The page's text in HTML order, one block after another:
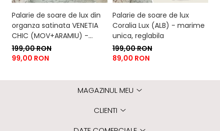
Palarie de soare de lux din
organza satinata VENETIA
CHIC (MOV+ARAMIU) -
marime unica, reglabila
199,00 RON
99,00 RON
Palarie de soare de lux
Coralia Lux (ALB) - marime
unica, reglabila
199,00 RON
89,00 RON
MAGAZINUL MEU
CLIENTI